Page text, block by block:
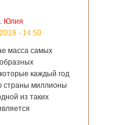
Юлия
- 14:50
масса самых
каждый год
страны миллионы
из таких